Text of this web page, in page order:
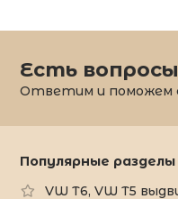
Есть
Ответим и поможем с
Популярные разделы
VW T6, VW T5